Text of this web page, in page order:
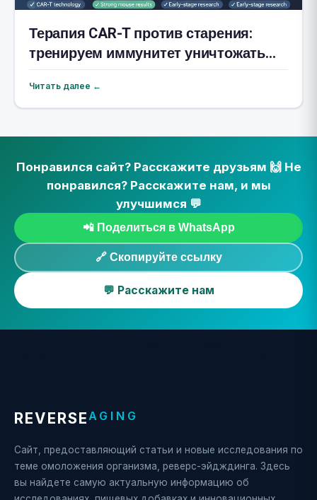
Терапия CAR-T против старения:
тренируем иммунитет уничтожать
клетки-зомби
Читать далее ←
Понравился сайт? Расскажите друзьям 🙌 Не
понравился? Расскажите нам, и мы
улучшимся 💬
📲 Поделиться в WhatsApp
🔗 Скопируйте ссылку
💬 Расскажите нам
REVERSE AGING
Сайт, предоставляющий статьи и новые исследования по
теме омоложения организма, реверс-эйдждинга. Здесь
вы найдете самую актуальную информацию об